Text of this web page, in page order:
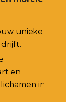
unieke
en
in